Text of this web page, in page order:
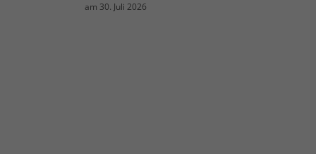
am 30. Juli 2026